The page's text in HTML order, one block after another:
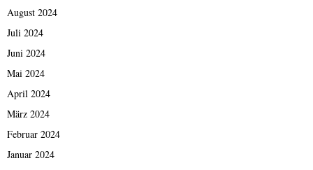
August 2024
Juli 2024
Juni 2024
Mai 2024
April 2024
März 2024
Februar 2024
Januar 2024